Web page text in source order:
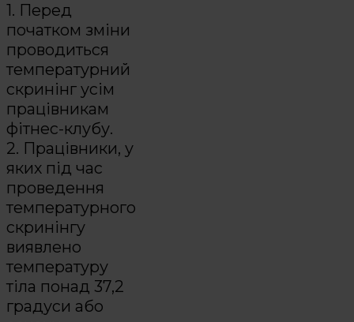
1. Перед
початком зміни
проводиться
температурний
скринінг усім
працівникам
фітнес-клубу.
2. Працівники, у
яких під час
проведення
температурного
скринінгу
виявлено
температуру
тіла понад 37,2
градуси або